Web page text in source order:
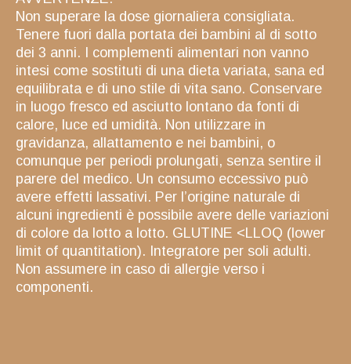
Non superare la dose giornaliera consigliata.
Tenere fuori dalla portata dei bambini al di sotto
dei 3 anni. I complementi alimentari non vanno
intesi come sostituti di una dieta variata, sana ed
equilibrata e di uno stile di vita sano. Conservare
in luogo fresco ed asciutto lontano da fonti di
calore, luce ed umidità. Non utilizzare in
gravidanza, allattamento e nei bambini, o
comunque per periodi prolungati, senza sentire il
parere del medico. Un consumo eccessivo può
avere effetti lassativi. Per l’origine naturale di
alcuni ingredienti è possibile avere delle variazioni
di colore da lotto a lotto. GLUTINE <LLOQ (lower
limit of quantitation). Integratore per soli adulti.
Non assumere in caso di allergie verso i
componenti.